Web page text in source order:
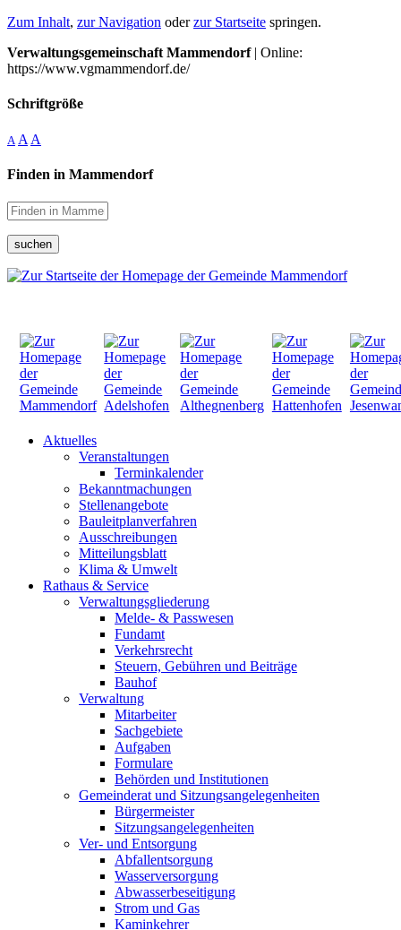
Zum Inhalt, zur Navigation oderzur Startseite springen.
Verwaltungsgemeinschaft Mammendorf| Online:
https://www.vgmammendorf.de/
Schriftgröße
A A A
Finden in Mammendorf
suchen
Aktuelles
Veranstaltungen
Terminkalender
Bekanntmachungen
Stellenangebote
Bauleitplanverfahren
Ausschreibungen
Mitteilungsblatt
Klima & Umwelt
Rathaus & Service
Verwaltungsgliederung
Melde- & Passwesen
Fundamt
Verkehrsrecht
Steuern, Gebühren und Beiträge
Bauhof
Verwaltung
Mitarbeiter
Sachgebiete
Aufgaben
Formulare
Behörden und Institutionen
Gemeinderat und Sitzungsangelegenheiten
Bürgermeister
Sitzungsangelegenheiten
Ver- und Entsorgung
Abfallentsorgung
Wasserversorgung
Abwasserbeseitigung
Strom und Gas
Kaminkehrer